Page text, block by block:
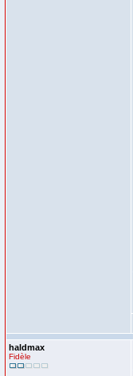
haldmax
Fidèle